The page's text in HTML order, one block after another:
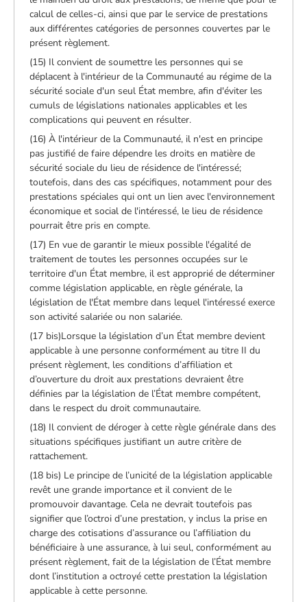
calcul de celles-ci, ainsi que par le service de prestations
aux différentes catégories de personnes couvertes par le
présent règlement.
(15) Il convient de soumettre les personnes qui se
déplacent à l'intérieur de la Communauté au régime de la
sécurité sociale d'un seul État membre, afin d'éviter les
cumuls de législations nationales applicables et les
complications qui peuvent en résulter.
(16) À l'intérieur de la Communauté, il n'est en principe
pas justifié de faire dépendre les droits en matière de
sécurité sociale du lieu de résidence de l'intéressé;
toutefois, dans des cas spécifiques, notamment pour des
prestations spéciales qui ont un lien avec l'environnement
économique et social de l'intéressé, le lieu de résidence
pourrait être pris en compte.
(17) En vue de garantir le mieux possible l'égalité de
traitement de toutes les personnes occupées sur le
territoire d'un État membre, il est approprié de déterminer
comme législation applicable, en règle générale, la
législation de l'État membre dans lequel l'intéressé exerce
son activité salariée ou non salariée.
(17 bis)Lorsque la législation d’un État membre devient
applicable à une personne conformément au titre II du
présent règlement, les conditions d’affiliation et
d’ouverture du droit aux prestations devraient être
définies par la législation de l’État membre compétent,
dans le respect du droit communautaire.
(18) Il convient de déroger à cette règle générale dans des
situations spécifiques justifiant un autre critère de
rattachement.
(18 bis) Le principe de l’unicité de la législation applicable
revêt une grande importance et il convient de le
promouvoir davantage. Cela ne devrait toutefois pas
signifier que l’octroi d’une prestation, y inclus la prise en
charge des cotisations d’assurance ou l’affiliation du
bénéficiaire à une assurance, à lui seul, conformément au
présent règlement, fait de la législation de l’État membre
dont l’institution a octroyé cette prestation la législation
applicable à cette personne.